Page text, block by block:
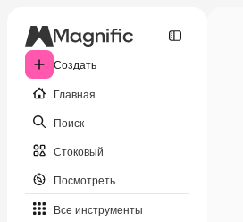
Создать
Главная
Поиск
Стоковый
Посмотреть
Все инструменты